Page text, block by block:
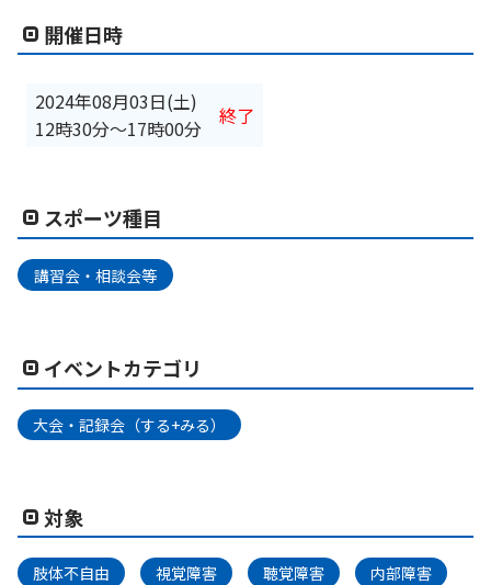
開催日時
2024年08月03日(土)
12時30分〜17時00分
終了
スポーツ種目
講習会・相談会等
イベントカテゴリ
大会・記録会（する+みる）
対象
肢体不自由 視覚障害 聴覚障害 内部障害